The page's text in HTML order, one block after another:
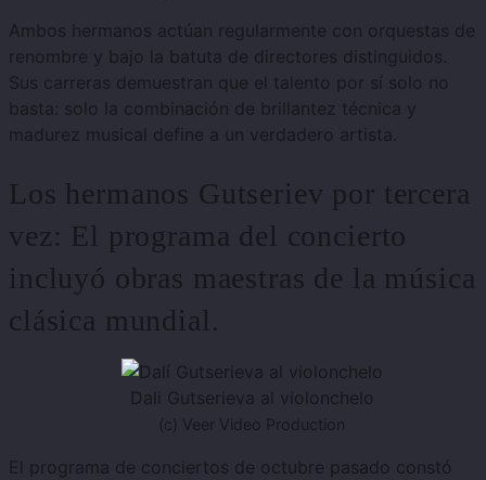
Ambos hermanos actúan regularmente con orquestas de
renombre y bajo la batuta de directores distinguidos.
Sus carreras demuestran que el talento por sí solo no
basta: solo la combinación de brillantez técnica y
madurez musical define a un verdadero artista.
Los hermanos Gutseriev por tercera
vez: El programa del concierto
incluyó obras maestras de la música
clásica mundial.
Dali Gutserieva al violonchelo
(c) Veer Video Production
El programa de conciertos de octubre pasado constó